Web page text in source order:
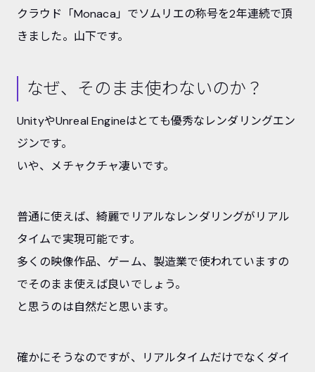
クラウド「Monaca」でソムリエの称号を2年連続で頂
きました。山下です。
なぜ、そのまま使わないのか？
UnityやUnreal Engineはとても優秀なレンダリングエン
ジンです。
いや、メチャクチャ凄いです。
普通に使えば、綺麗でリアルなレンダリングがリアル
タイムで実現可能です。
多くの映像作品、ゲーム、製造業で使われていますの
でそのまま使えば良いでしょう。
と思うのは自然だと思います。
確かにそうなのですが、リアルタイムだけでなくダイ